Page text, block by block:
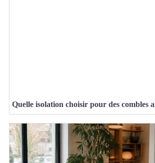
Quelle isolation choisir pour des combles